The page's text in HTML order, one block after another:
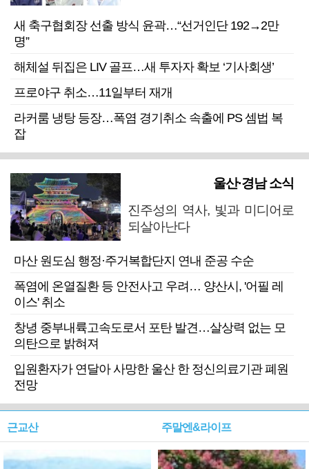
새 축구협회장 선출 방식 윤곽…“선거인단 192→2만
명”
해체설 뒤집은 LIV 골프…새 투자자 확보 ‘기사회생’
프로야구 취소…11일부터 재개
라커룸 냉탕 등장…폭염 경기취소 속출에 PS 셈법 복
잡
울산·경남 소식
진주성의 역사, 빛과 미디어로
되살아난다
마산 원도심 행정·주거복합단지 연내 준공 수순
폭염에 온열질환 등 안전사고 우려… 양산시, '어필 레
이스' 취소
창녕 중부내륙고속도로서 포탄 발견…살상력 없는 모
의탄으로 밝혀져
입원환자가 연달아 사망한 울산 한 정신의료기관 폐원
전망
근교산 주말엔&라이프